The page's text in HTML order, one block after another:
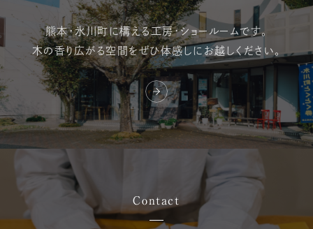
熊本・氷川町に構える工房・ショールームです。
木の香り広がる空間をぜひ体感しにお越しください。
Contact